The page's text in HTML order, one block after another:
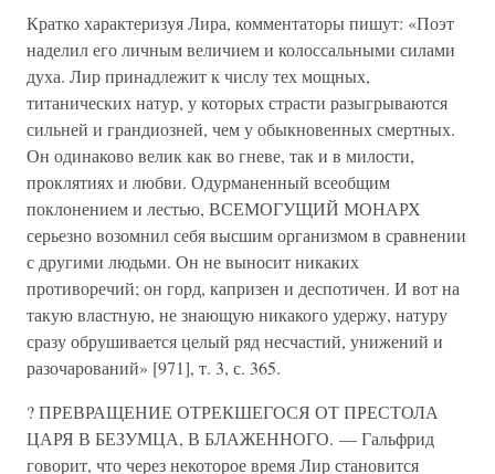
Кратко характеризуя Лира, комментаторы пишут: «Поэт
наделил его личным величием и колоссальными силами
духа. Лир принадлежит к числу тех мощных,
титанических натур, у которых страсти разыгрываются
сильней и грандиозней, чем у обыкновенных смертных.
Он одинаково велик как во гневе, так и в милости,
проклятиях и любви. Одурманенный всеобщим
поклонением и лестью, ВСЕМОГУЩИЙ МОНАРХ
серьезно возомнил себя высшим организмом в сравнении
с другими людьми. Он не выносит никаких
противоречий; он горд, капризен и деспотичен. И вот на
такую властную, не знающую никакого удержу, натуру
сразу обрушивается целый ряд несчастий, унижений и
разочарований» [971], т. 3, с. 365.
? ПРЕВРАЩЕНИЕ ОТРЕКШЕГОСЯ ОТ ПРЕСТОЛА
ЦАРЯ В БЕЗУМЦА, В БЛАЖЕННОГО. — Гальфрид
говорит, что через некоторое время Лир становится